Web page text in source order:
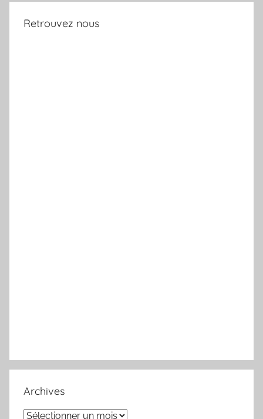
Retrouvez nous
Archives
Archives